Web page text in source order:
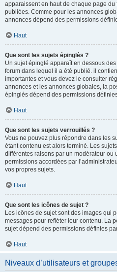
apparaissent en haut de chaque page
publiées. Comme pour les annonces
annonces dépend des permissions
Haut
Que sont les sujets épinglés ?
Un sujet épinglé apparaît en dessous
forum dans lequel il a été publié. il
importantes et vous devez le consulter
annonces et les annonces globales, la
épinglés dépend des permissions
Haut
Que sont les sujets verrouillés ?
Vous ne pouvez plus répondre dans les
étant contenu est alors terminé. Les
différentes raisons par un modérateur ou
permissions accordées par
vos propres sujets.
Haut
Que sont les icônes de sujet ?
Les icônes de sujet sont des images qui
messages pour refléter leur contenu. La
sujet dépend des permissions définies
Haut
Niveaux d’utilisateurs et